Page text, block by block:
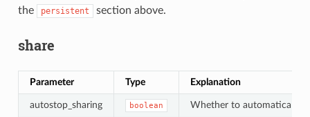
the
persistent section above.
share
Parameter Type Explanation
autostop_sharing boolean Whether to automatically